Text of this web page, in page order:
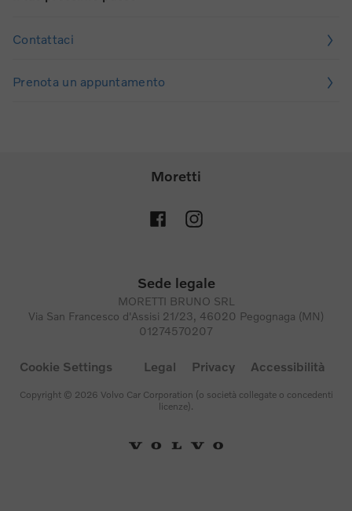
Contattaci
Prenota un appuntamento
Moretti
Sede legale
MORETTI BRUNO SRL
Via San Francesco d'Assisi 21/23, 46020 Pegognaga (MN)
01274570207
Cookie Settings Legal Privacy Accessibilità
Copyright © 2026 Volvo Car Corporation (o società collegate o concedenti
licenze).